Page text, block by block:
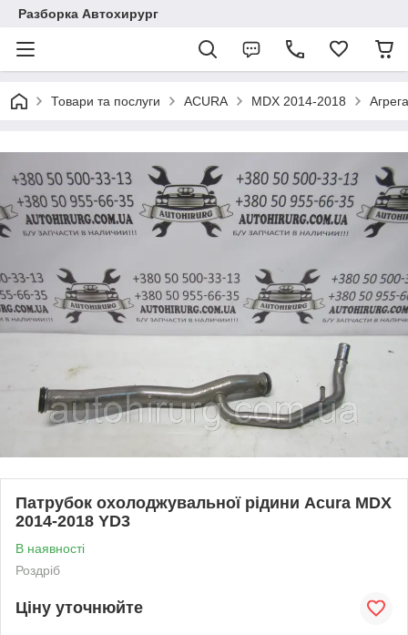
Разборка Автохирург
Товари та послуги ACURA MDX 2014-2018
Патрубок охолоджувальної рідини Acura MDX
2014-2018 YD3
В наявності
Роздріб
Ціну уточнюйте